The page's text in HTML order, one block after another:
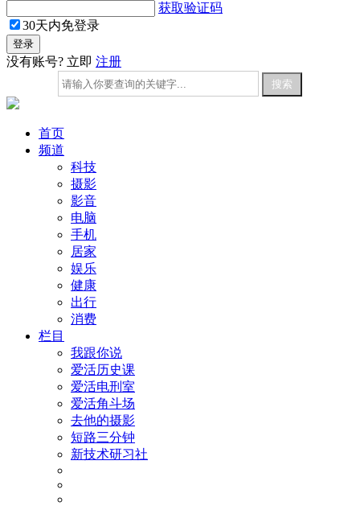
获取验证码
30天内免登录
没有账号? 立即 注册
首页
频道
科技
摄影
影音
电脑
手机
居家
娱乐
健康
出行
消费
栏目
我跟你说
爱活历史课
爱活电刑室
爱活角斗场
去他的摄影
短路三分钟
新技术研习社